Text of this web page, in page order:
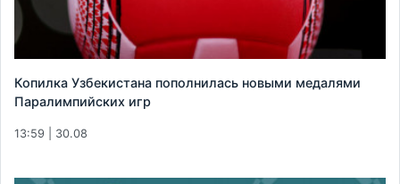
Копилка Узбекистана пополнилась новыми медалями
Паралимпийских игр
13:59 | 30.08